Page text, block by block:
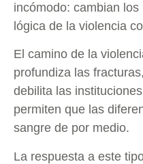
incómodo: cambian
lógica de la violencia
El camino de la
profundiza las
debilita las
permiten que las
sangre de por medio.
La respuesta a este